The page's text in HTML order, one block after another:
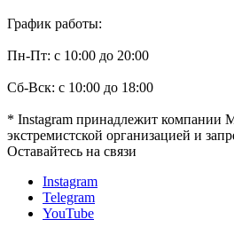
График работы:
Пн-Пт: с 10:00 до 20:00
Сб-Вск: с 10:00 до 18:00
* Instagram принадлежит компании
экстремистской организацией и
Оставайтесь на связи
Instagram
Telegram
YouTube